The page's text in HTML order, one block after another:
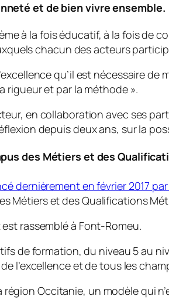
et de bien vivre ensemble.
à la fois éducatif, à la fois de
chacun des acteurs
qu’il est nécessaire de
rigueur et par la méthode ».
en collaboration avec ses
depuis deux ans, sur la
des Métiers et des
dernièrement en février 2017
Métiers et des Qualifications
rassemblé à Font-Romeu.
de formation, du niveau 5 au
l’excellence et de tous les
Occitanie, un modèle qui